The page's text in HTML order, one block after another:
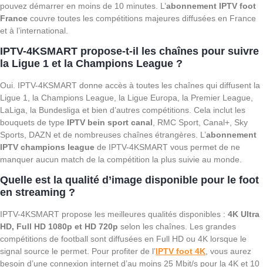
pouvez démarrer en moins de 10 minutes. L’abonnement IPTV foot
France couvre toutes les compétitions majeures diffusées en France
et à l’international.
IPTV-4KSMART propose-t-il les chaînes pour suivre
la Ligue 1 et la Champions League ?
Oui. IPTV-4KSMART donne accès à toutes les chaînes qui diffusent la
Ligue 1, la Champions League, la Ligue Europa, la Premier League,
LaLiga, la Bundesliga et bien d’autres compétitions. Cela inclut les
bouquets de type IPTV bein sport canal , RMC Sport, Canal+, Sky
Sports, DAZN et de nombreuses chaînes étrangères. L’abonnement
IPTV champions league de IPTV-4KSMART vous permet de ne
manquer aucun match de la compétition la plus suivie au monde.
Quelle est la qualité d’image disponible pour le foot
en streaming ?
IPTV-4KSMART propose les meilleures qualités disponibles : 4K Ultra
HD, Full HD 1080p et HD 720p selon les chaînes. Les grandes
compétitions de football sont diffusées en Full HD ou 4K lorsque le
signal source le permet. Pour profiter de l’IPTV foot 4K, vous aurez
besoin d’une connexion internet d’au moins 25 Mbit/s pour la 4K et 10